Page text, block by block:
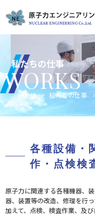
私たちの仕事
WORKS
HOME 私たちの仕事
各種設備・
作・点検検
原子力に関連する各種機器、
器、装置等の改造、修理を行っ
加えて、点検、検査作業、及